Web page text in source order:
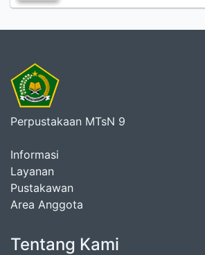
Perpustakaan MTsN 9
Informasi
Layanan
Pustakawan
Area Anggota
Tentang Kami